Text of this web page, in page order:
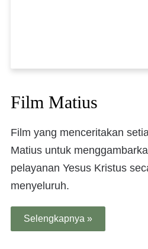
Film Matius
Film yang menceritakan
Matius untuk
pelayanan Yesus Kristus
menyeluruh.
Selengkapnya »